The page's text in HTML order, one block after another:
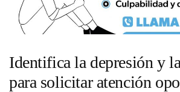
Identifica la depresión y
para solicitar atención